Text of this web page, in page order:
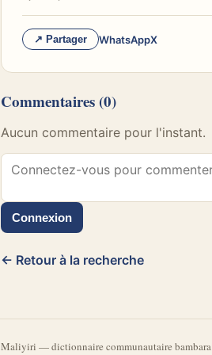
↗ Partager WhatsAppX
Commentaires (0)
Aucun commentaire pour l'instant.
Connexion
← Retour à la recherche
Maliyiri —dictionnaire communautaire bambara